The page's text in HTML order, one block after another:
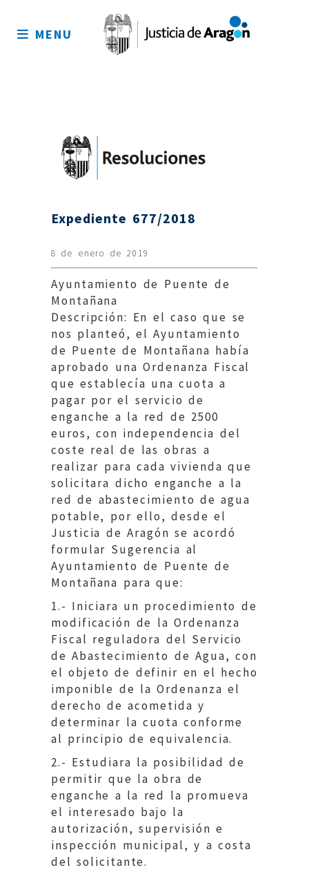
sitio
MENU
Expediente 677/2018
8 de enero de 2019
Ayuntamiento de Puente de
Montañana
Descripción: En el caso que se
nos planteó, el Ayuntamiento
de Puente de Montañana había
aprobado una Ordenanza Fiscal
que establecía una cuota a
pagar por el servicio de
enganche a la red de 2500
euros, con independencia del
coste real de las obras a
realizar para cada vivienda que
solicitara dicho enganche a la
red de abastecimiento de agua
potable, por ello, desde el
Justicia de Aragón se acordó
formular Sugerencia al
Ayuntamiento de Puente de
Montañana para que:
1.- Iniciara un procedimiento de
modificación de la Ordenanza
Fiscal reguladora del Servicio
de Abastecimiento de Agua, con
el objeto de definir en el hecho
imponible de la Ordenanza el
derecho de acometida y
determinar la cuota conforme
al principio de equivalencia.
2.- Estudiara la posibilidad de
permitir que la obra de
enganche a la red la promueva
el interesado bajo la
autorización, supervisión e
inspección municipal, y a costa
del solicitante.